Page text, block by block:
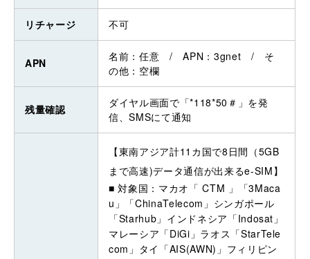
リチャージ 不可
APN
名前：任意 / APN：3gnet / そ
の他：空欄
残量確認
ダイヤル画面で「*118*50＃」を発
信、SMSにて通知
【東南アジア計11カ国で8日間（5GB
まで高速)データ通信が出来るe-SIM】
■ 対象国：マカオ「 CTM 」「3Maca
u」「ChinaTelecom」シンガポール
「Starhub」インドネシア「Indosat」
マレーシア「DiGi」ラオス「StarTele
com」タイ「AIS(AWN)」フィリピン